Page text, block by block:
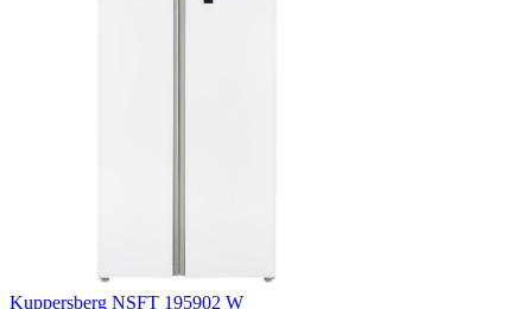
Kuppersberg NSFT 195902 W